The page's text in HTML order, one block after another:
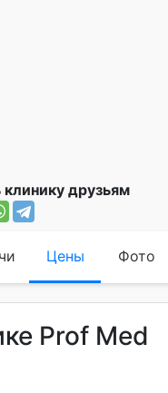
друзьям
Цены Фото
Prof Med